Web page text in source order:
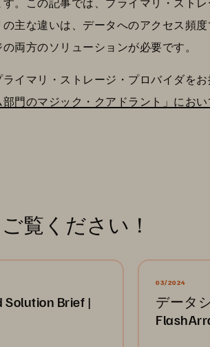
主な違いは、データへのアクセス頻
両方のソリューションが必要です。
イマリ・ストレージ・プロバイダをお
門のマジック・クアドラント」にお
覧ください！
Brief |
03/2024
データ